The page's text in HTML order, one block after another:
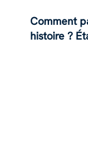
Comment
histoire ?